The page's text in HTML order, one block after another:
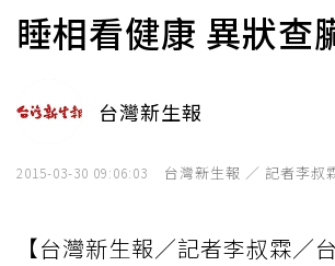
睡相看健康 異狀查
台灣新生報
2015-03-30 09:06:03 台灣新生報 ／ 記者李叔
【台灣新生報／記者李叔霖／